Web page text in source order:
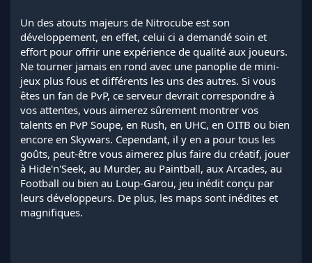
Un des atouts majeurs de Nitrocube est son
développement, en effet, celui ci a demandé soin et
effort pour offrir une expérience de qualité aux joueurs.
Ne tourner jamais en rond avec une panoplie de mini-
jeux plus fous et différents les uns des autres. Si vous
êtes un fan de PvP, ce serveur devrait correspondre à
vos attentes, vous aimerez sûrement montrer vos
talents en PvP Soupe, en Rush, en UHC, en OITB ou bien
encore en Skywars. Cependant, il y en a pour tous les
goûts, peut-être vous aimerez plus faire du créatif, jouer
à Hide'n'Seek, au Murder, au Paintball, aux Arcades, au
Football ou bien au Loup-Garou, jeu inédit conçu par
leurs développeurs. De plus, les maps sont inédites et
magnifiques.